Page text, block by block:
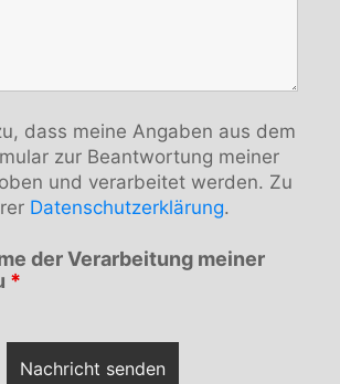
dass meine Angaben aus dem
zur Beantwortung meiner
und verarbeitet werden. Zu
Datenschutzerklärung.
der Verarbeitung meiner
*